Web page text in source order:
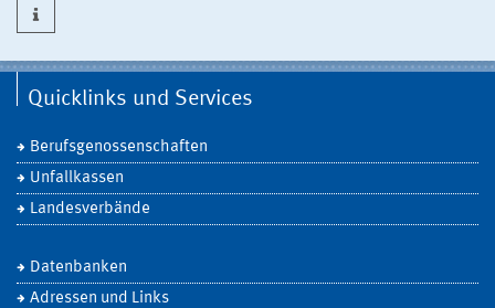
Quicklinks und Services
Berufsgenossenschaften
Unfallkassen
Landesverbände
Datenbanken
Adressen und Links